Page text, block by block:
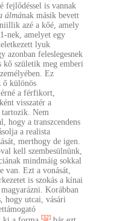
fejlődéssel is vannak
álmának másik bevett
azé a kőé, amely
nek, amelyet egy
lyuk
azonban feleslegesnek
kő születik meg emberi
Ez
ő különös
a férfikort,
visszatér a
Nem
hogy a transzcendens
a realista
merthogy de igen.
kell szembesülnünk,
mindmáig sokkal
van. Ezt a vonását,
is szokás a kínai
Korábban
hogy utcai, vásári
[32]